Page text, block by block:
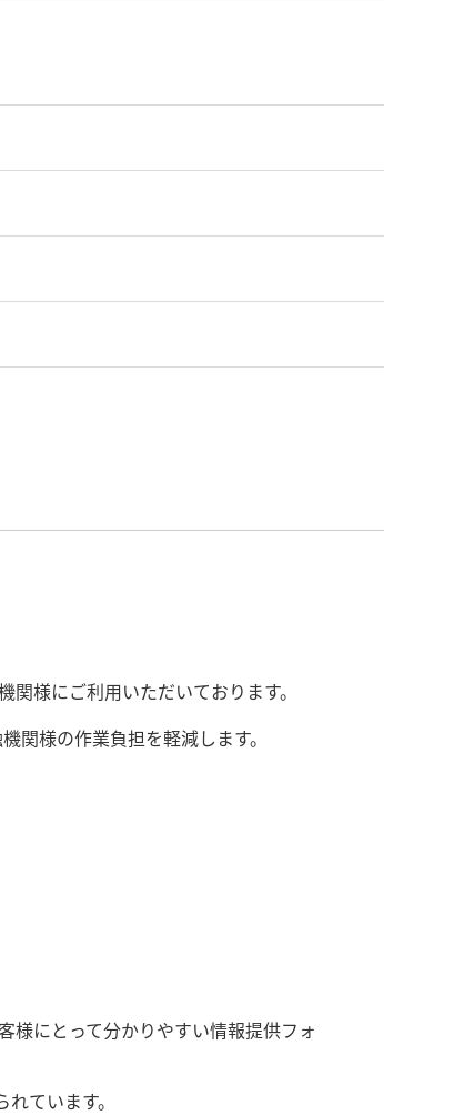
様にご利用いただいております。
関様の作業負担を軽減します。
様にとって分かりやすい情報提供フォ
ています。